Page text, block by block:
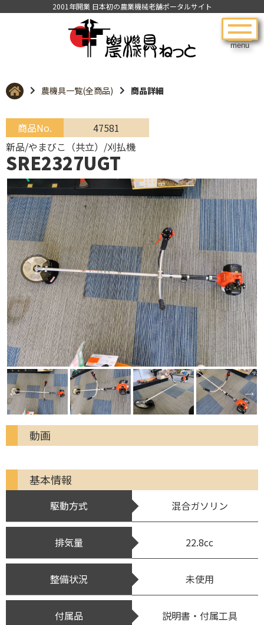
menu
2001年開業 日本初の農業機械老舗ポータルサイト
農機具一覧(全商品) 商品詳細
商品No.
47581
新品/やまびこ（共立）/刈払機
SRE2327UGT
動画
基本情報
駆動方式 混合ガソリン
排気量 22.8cc
整備状況 未使用
付属品 説明書・付属工具